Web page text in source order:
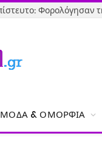
ΜΌΔΑ & ΟΜΟΡΦΙΆ